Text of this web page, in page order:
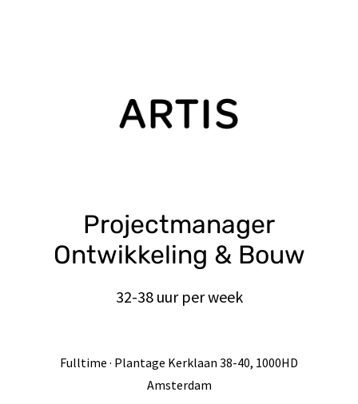
Projectmanager
Ontwikkeling & Bouw
32-38 uur per week
Fulltime · Plantage Kerklaan 38-40, 1000HD
Amsterdam